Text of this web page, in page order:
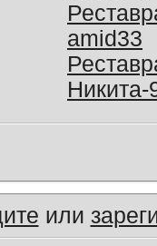
amid33
Никита-
или